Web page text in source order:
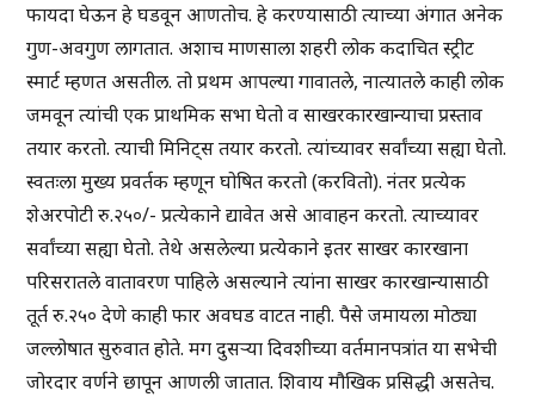
फायदा घेऊन हे घडवून आणतोच. हे करण्यासाठी त्याच्या अंगात अनेक
गुण-अवगुण लागतात. अशाच माणसाला शहरी लोक कदाचित स्ट्रीट
स्मार्ट म्हणत असतील. तो प्रथम आपल्या गावातले, नात्यातले काही लोक
जमवून त्यांची एक प्राथमिक सभा घेतो व साखरकारखान्याचा प्रस्ताव
तयार करतो. त्याची मिनिट्स तयार करतो. त्यांच्यावर सर्वांच्या सह्या घेतो.
स्वतःला मुख्य प्रवर्तक म्हणून घोषित करतो (करवितो). नंतर प्रत्येक
शेअरपोटी रु.२५०/- प्रत्येकाने द्यावेत असे आवाहन करतो. त्याच्यावर
सर्वांच्या सह्या घेतो. तेथे असलेल्या प्रत्येकाने इतर साखर कारखाना
परिसरातले वातावरण पाहिले असल्याने त्यांना साखर कारखान्यासाठी
तूर्त रु.२५० देणे काही फार अवघड वाटत नाही. पैसे जमायला मोठ्या
जल्लोषात सुरुवात होते. मग दुसऱ्या दिवशीच्या वर्तमानपत्रांत या सभेची
जोरदार वर्णने छापून आणली जातात. शिवाय मौखिक प्रसिद्धी असतेच.